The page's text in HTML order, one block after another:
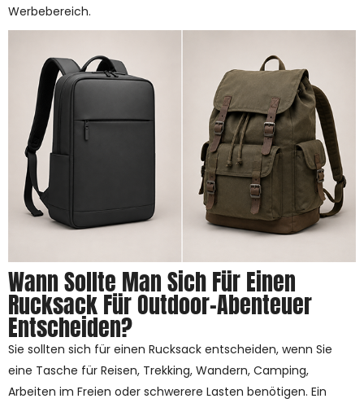
Werbebereich.
Wann Sollte Man Sich Für Einen
Rucksack Für Outdoor-Abenteuer
Entscheiden?
Sie sollten sich für einen Rucksack entscheiden, wenn Sie
eine Tasche für Reisen, Trekking, Wandern, Camping,
Arbeiten im Freien oder schwerere Lasten benötigen. Ein